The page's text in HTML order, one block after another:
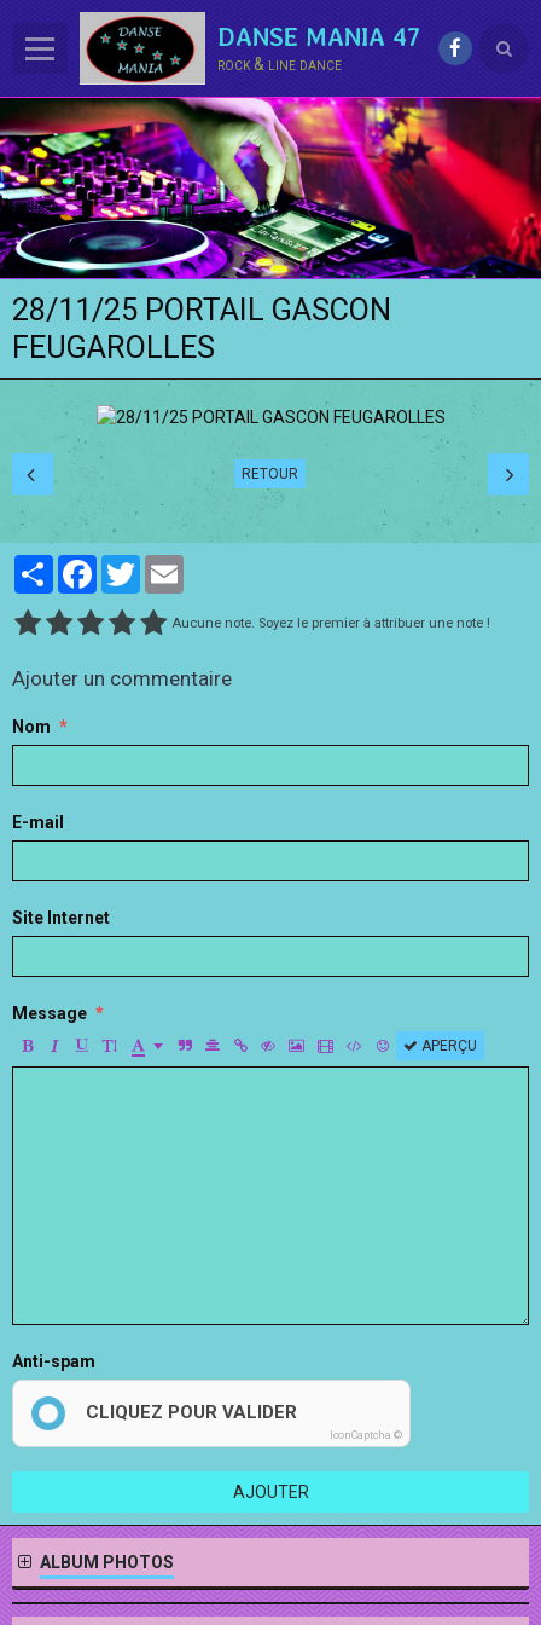
DANSE MANIA 47
rock & line dance
ACCUEIL
LE CLUB
La LINE DANCE
Le ROCK
Groupe Démo - Animations
BONUS
Contact
Annuaire
28/11/25 PORTAIL GASCON
FEUGAROLLES
RETOUR
PartagerFacebookTwitter
Aucune note. Soyez le premier à attribuer une note !
Ajouter un commentaire
Nom
E-mail
Site Internet
Message
APERÇU
Anti-spam
CLIQUEZ POUR VALIDER
IconCaptcha ©
AJOUTER
ALBUM PHOTOS